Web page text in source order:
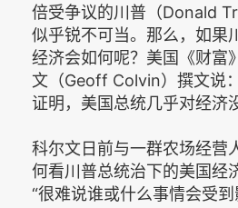
倍受争议的川普（Donald
似乎锐不可当。那么，如果
经济会如何呢？美国《财富
文（Geoff Colvin）撰文说
证明，美国总统几乎对经济
科尔文日前与一群农场经营
何看川普总统治下的美国经
“很难说谁或什么事情会受